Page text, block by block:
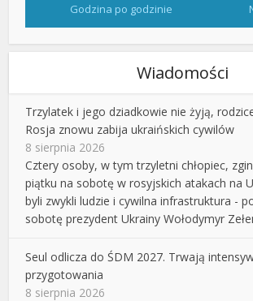
Godzina po godzinie
Wiadomości
Trzylatek i jego dziadkowie nie żyją,
Rosja znowu zabija ukraińskich cywilów
8 sierpnia 2026
Cztery osoby, w tym trzyletni chłopiec,
piątku na sobotę w rosyjskich atakach na
byli zwykli ludzie i cywilna infrastruktura -
sobotę prezydent Ukrainy Wołodymyr
Seul odlicza do ŚDM 2027. Trwają
przygotowania
8 sierpnia 2026